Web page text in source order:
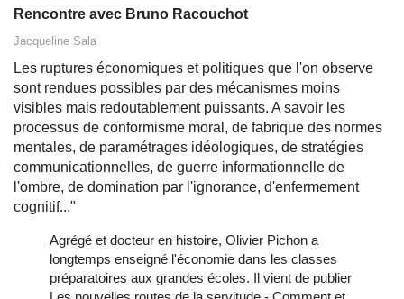
Rencontre avec Bruno Racouchot
Jacqueline Sala
Les ruptures économiques et politiques que l'on observe
sont rendues possibles par des mécanismes moins
visibles mais redoutablement puissants. A savoir les
processus de conformisme moral, de fabrique des normes
mentales, de paramétrages idéologiques, de stratégies
communicationnelles, de guerre informationnelle de
l'ombre, de domination par l'ignorance, d'enfermement
cognitif..."
Agrégé et docteur en histoire, Olivier Pichon a
longtemps enseigné l'économie dans les classes
préparatoires aux grandes écoles. Il vient de publier